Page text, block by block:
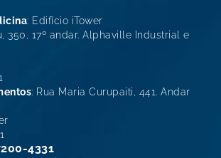
: Edifício iTower
350, 17º andar. Alphaville Industrial e
: Rua Maria Curupaiti, 441. Andar
4331